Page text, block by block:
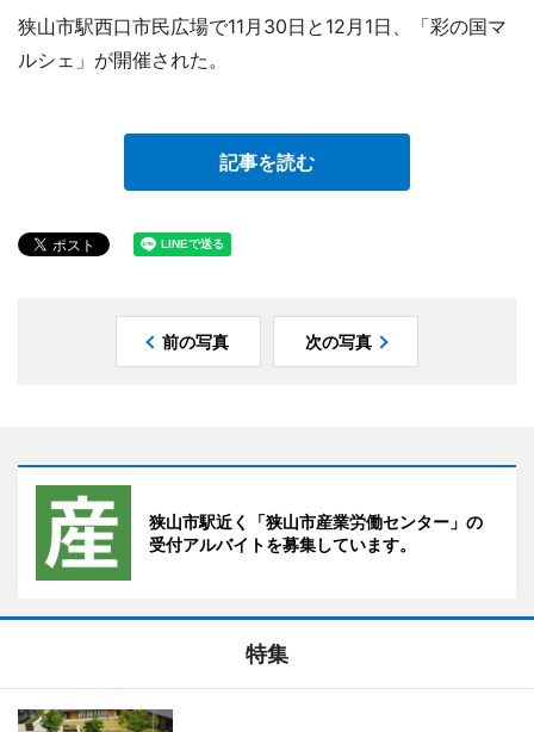
狭山市駅西口市民広場で11月30日と12月1日、「彩の国マ
ルシェ」が開催された。
記事を読む
前の写真 次の写真
狭山市駅近く「狭山市産業労働センター」の
受付アルバイトを募集しています。
特集